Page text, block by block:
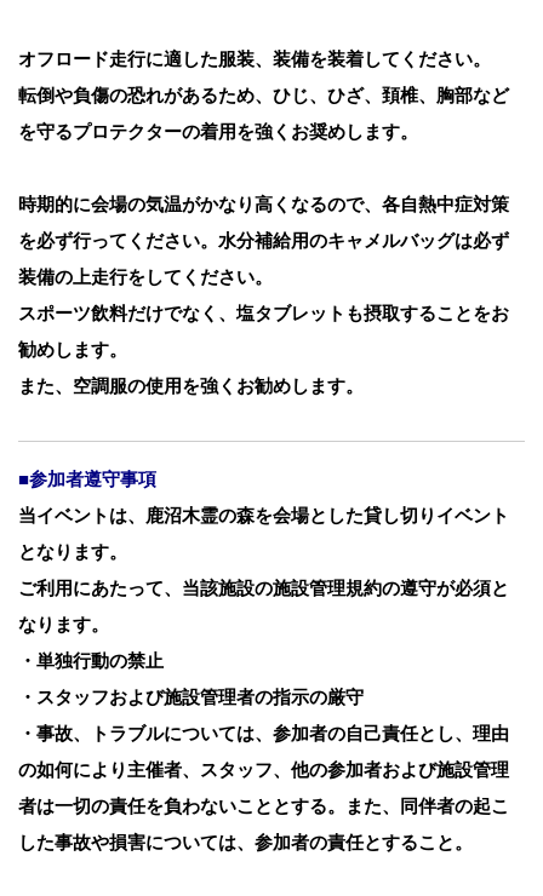
オフロード走行に適した服装、装備を装着してください。
転倒や負傷の恐れがあるため、ひじ、ひざ、頚椎、胸部など
を守るプロテクターの着用を強くお奨めします。
時期的に会場の気温がかなり高くなるので、各自熱中症対策
を必ず行ってください。水分補給用のキャメルバッグは必ず
装備の上走行をしてください。
スポーツ飲料だけでなく、塩タブレットも摂取することをお
勧めします。
また、空調服の使用を強くお勧めします。
■参加者遵守事項
当イベントは、鹿沼木霊の森を会場とした貸し切りイベント
となります。
ご利用にあたって、当該施設の施設管理規約の遵守が必須と
なります。
・単独行動の禁止
・スタッフおよび施設管理者の指示の厳守
・事故、トラブルについては、参加者の自己責任とし、理由
の如何により主催者、スタッフ、他の参加者および施設管理
者は一切の責任を負わないこととする。また、同伴者の起こ
した事故や損害については、参加者の責任とすること。